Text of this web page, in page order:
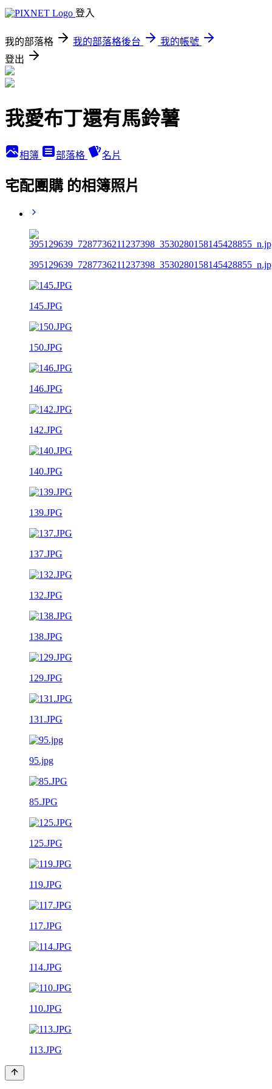
登入
我的部落格 我的部落格後台
我的帳號
登出
我愛布丁還有馬鈴薯
相簿 部落格 名片
宅配團購 的相簿照片
145.JPG
150.JPG
146.JPG
142.JPG
140.JPG
139.JPG
137.JPG
132.JPG
138.JPG
129.JPG
131.JPG
95.jpg
85.JPG
125.JPG
119.JPG
117.JPG
114.JPG
110.JPG
113.JPG